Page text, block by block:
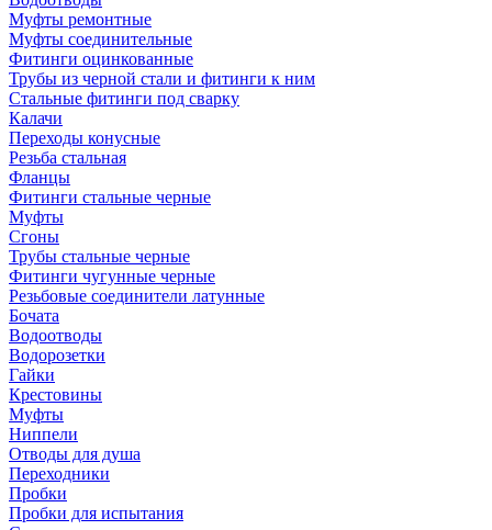
Муфты ремонтные
Муфты соединительные
Фитинги оцинкованные
Трубы из черной стали и фитинги к ним
Стальные фитинги под сварку
Калачи
Переходы конусные
Резьба стальная
Фланцы
Фитинги стальные черные
Муфты
Сгоны
Трубы стальные черные
Фитинги чугунные черные
Резьбовые соединители латунные
Бочата
Водоотводы
Водорозетки
Гайки
Крестовины
Муфты
Ниппели
Отводы для душа
Переходники
Пробки
Пробки для испытания